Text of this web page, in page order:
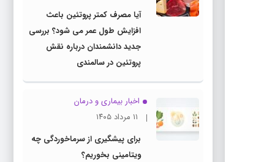
آیا مصرف کمتر پروتئین باعث
افزایش طول عمر می شود؟ بررسی
جدید دانشمندان درباره نقش
پروتئین در سالمندی
اخبار بیماری و درمان
۱۱ مرداد ۱۴۰۵
برای پیشگیری از سرماخوردگی چه
ویتامینی بخوریم؟